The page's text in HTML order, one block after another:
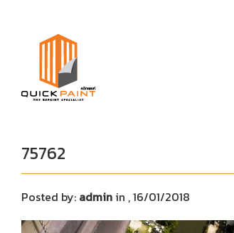
75762
Posted by: admin in , 16/01/2018